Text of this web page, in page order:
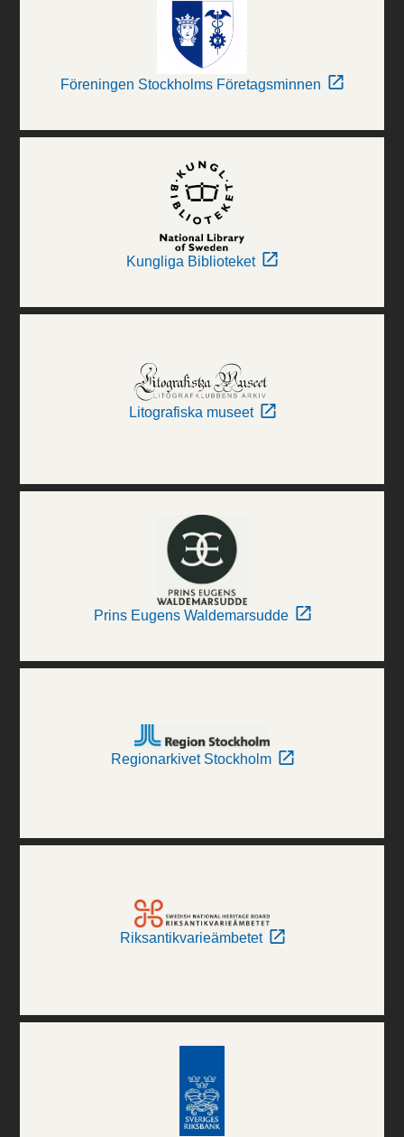
Föreningen Stockholms Företagsminnen
Kungliga Biblioteket
Litografiska museet
Prins Eugens Waldemarsudde
Regionarkivet Stockholm
Riksantikvarieämbetet